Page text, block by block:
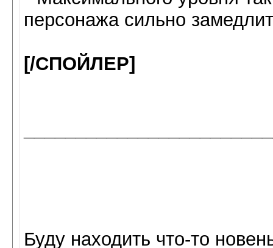
персонажа сильно
[/СПОЙЛЕР]
Буду находить что-то